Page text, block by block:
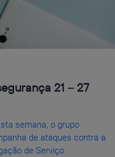
21 – 27
semana, o grupo
de ataques contra a
de Serviço